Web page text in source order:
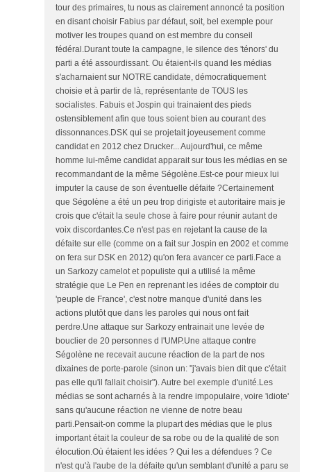
tour des primaires, tu nous as clairement annoncé ta position
en disant choisir Fabius par défaut, soit, bel exemple pour
motiver les troupes quand on est membre du conseil
fédéral.Durant toute la campagne, le silence des 'ténors' du
parti a été assourdissant. Ou étaient-ils quand les médias
s'acharnaient sur NOTRE candidate, démocratiquement
choisie et à partir de là, représentante de TOUS les
socialistes. Fabuis et Jospin qui trainaient des pieds
ostensiblement afin que tous soient bien au courant des
dissonnances.DSK qui se projetait joyeusement comme
candidat en 2012 chez Drucker... Aujourd'hui, ce même
homme lui-même candidat apparait sur tous les médias en se
recommandant de la même Ségolène.Est-ce pour mieux lui
imputer la cause de son éventuelle défaite ?Certainement
que Ségolène a été un peu trop dirigiste et autoritaire mais je
crois que c'était la seule chose à faire pour réunir autant de
voix discordantes.Ce n'est pas en rejetant la cause de la
défaite sur elle (comme on a fait sur Jospin en 2002 et comme
on fera sur DSK en 2012) qu'on fera avancer ce parti.Face a
un Sarkozy camelot et populiste qui a utilisé la même
stratégie que Le Pen en reprenant les idées de comptoir du
'peuple de France', c'est notre manque d'unité dans les
actions plutôt que dans les paroles qui nous ont fait
perdre.Une attaque sur Sarkozy entrainait une levée de
bouclier de 20 personnes d l'UMP.Une attaque contre
Ségolène ne recevait aucune réaction de la part de nos
dixaines de porte-parole (sinon un: "j'avais bien dit que c'était
pas elle qu'il fallait choisir"). Autre bel exemple d'unité.Les
médias se sont acharnés à la rendre impopulaire, voire 'idiote'
sans qu'aucune réaction ne vienne de notre beau
parti.Pensait-on comme la plupart des médias que le plus
important était la couleur de sa robe ou de la qualité de son
élocution.Où étaient les idées ? Qui les a défendues ? Ce
n'est qu'à l'aube de la défaite qu'un semblant d'unité a paru se